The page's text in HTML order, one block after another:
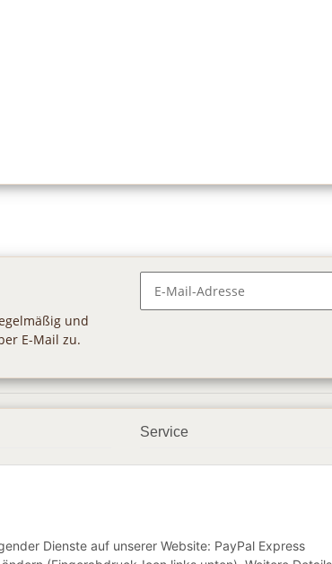
und
E-Mail zu.
Service
Dienste auf unserer Website: PayPal Express